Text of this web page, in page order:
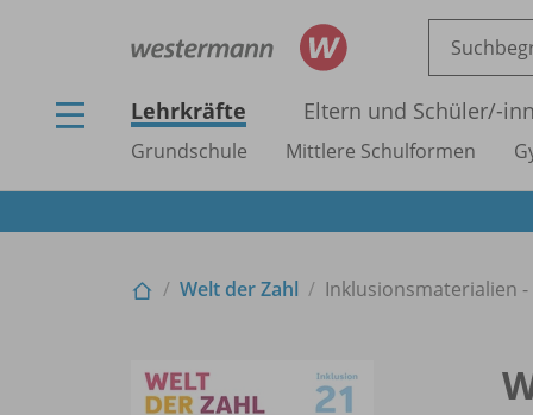
Lehrkräfte Eltern und Schüler/-
Grundschule Mittlere Schulformen
Welt der Zahl Inklusionsmaterialien -